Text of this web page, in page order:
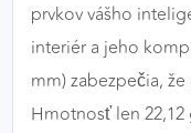
prvkov vášho
interiér a jeho
mm) zabezpečia,
Hmotnosť len